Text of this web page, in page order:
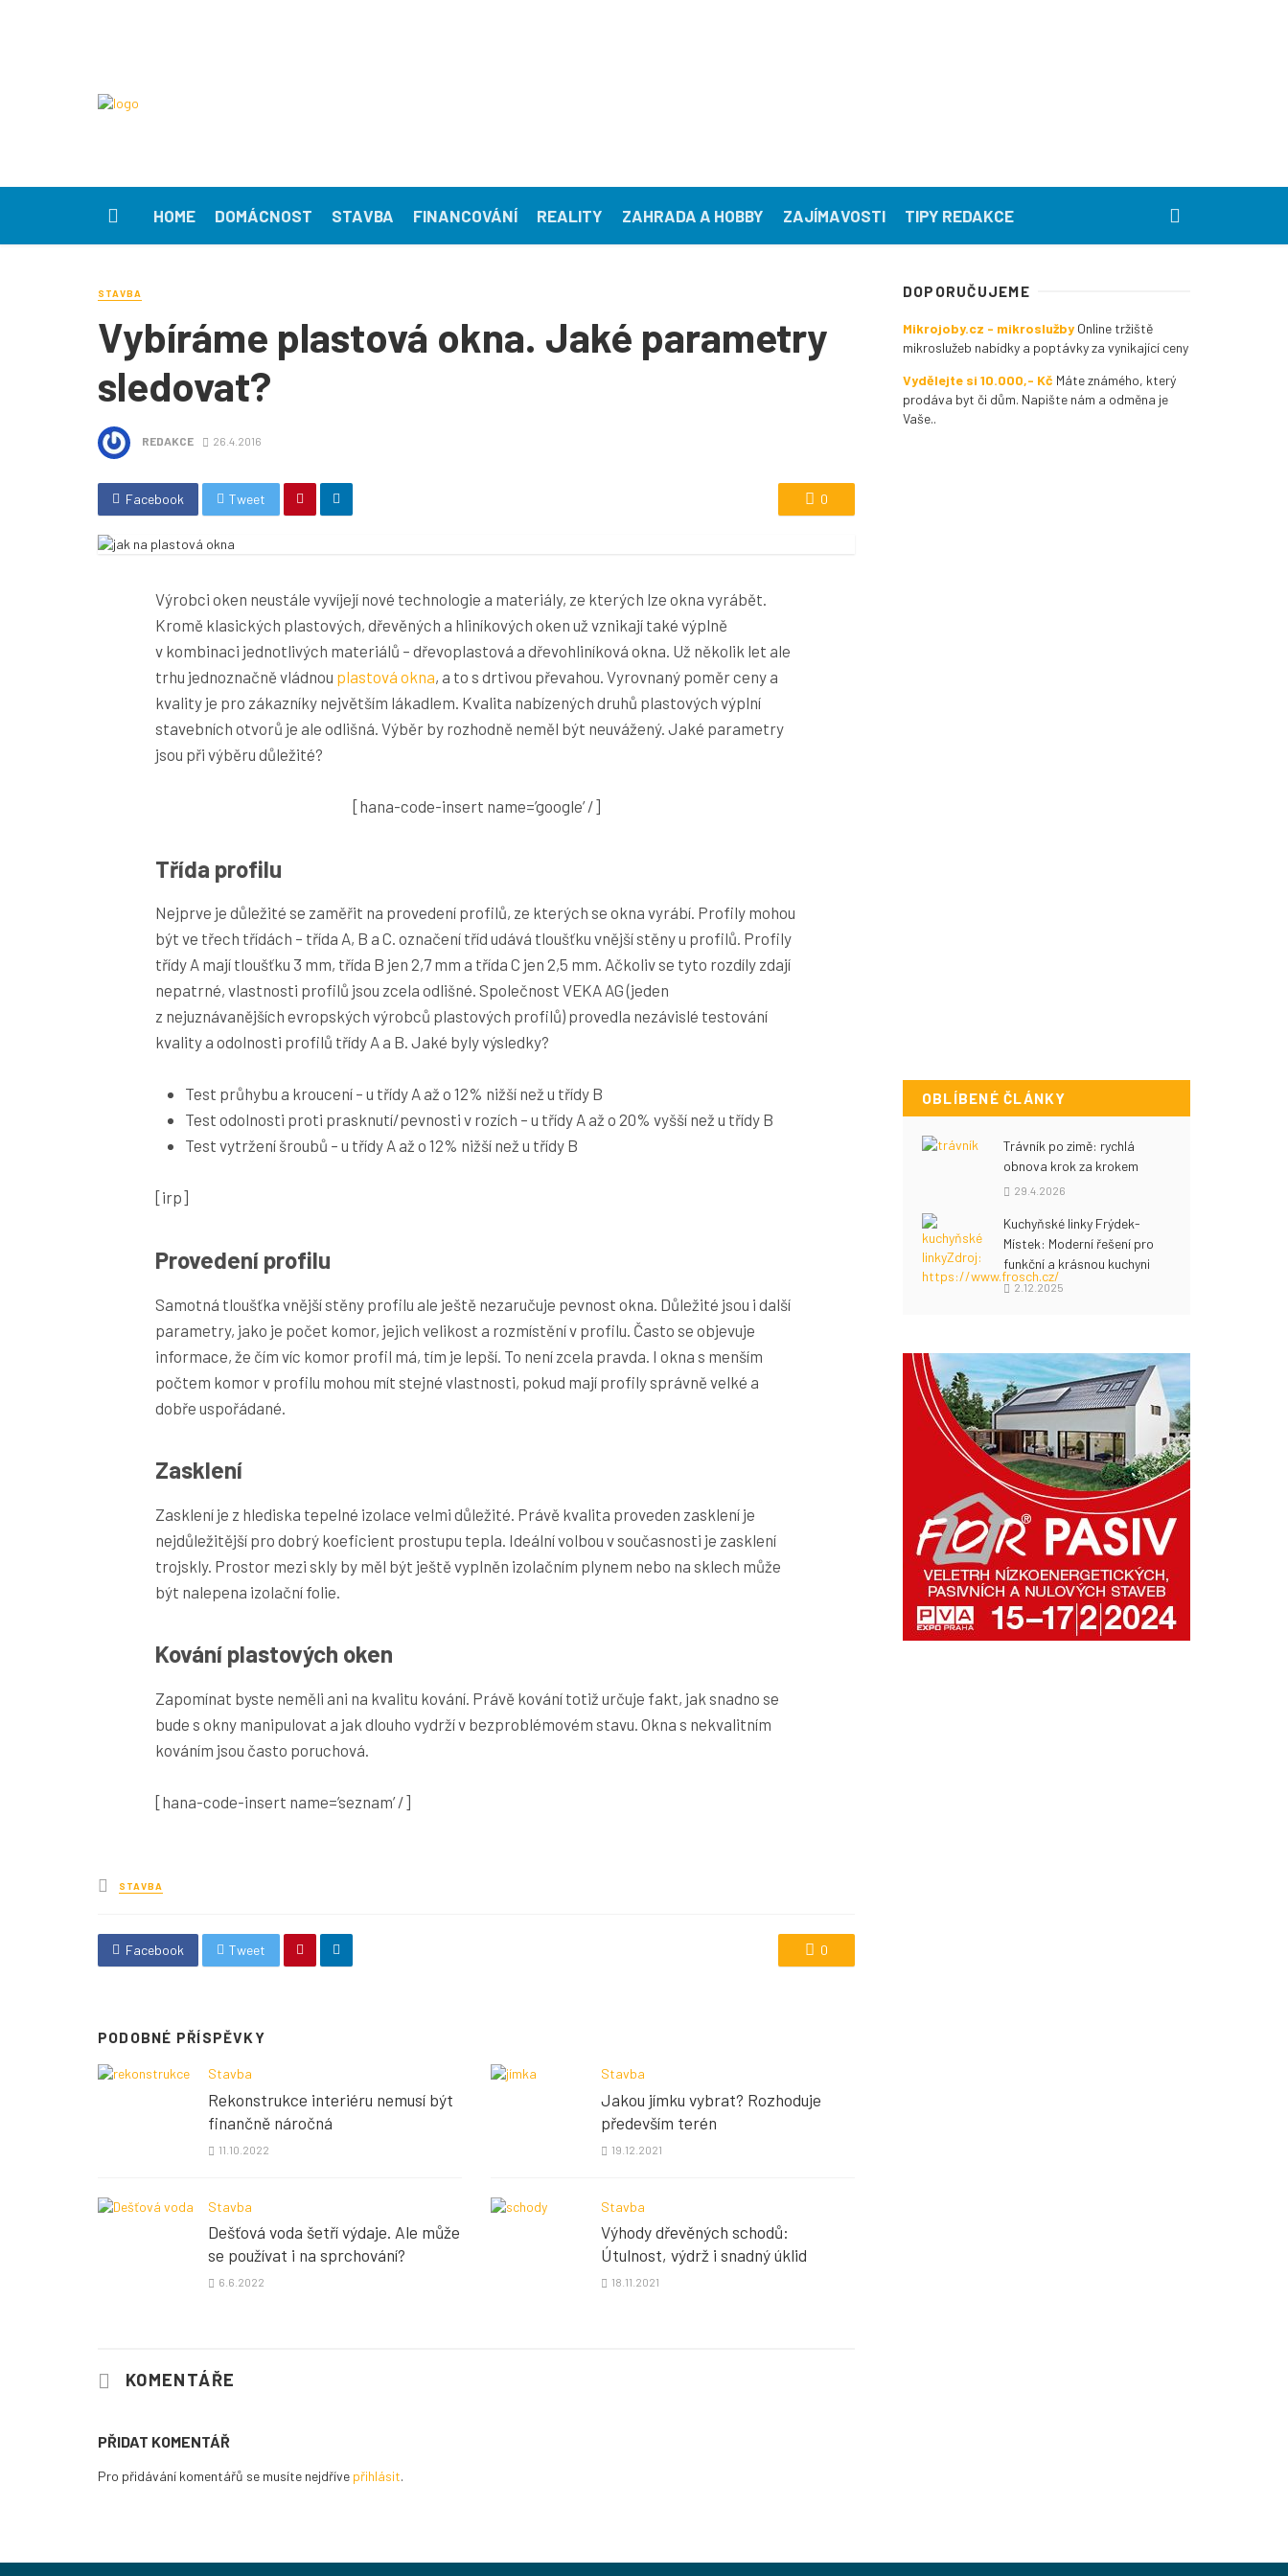
HOME DOMÁCNOST STAVBA FINANCOVÁNÍ REALITY ZAHRADA A HOBBY ZAJÍMAVOSTI TIPY REDAKCE
STAVBA
Vybíráme plastová okna. Jaké parametry
sledovat?
REDAKCE 26.4.2016
Facebook Tweet 0
Výrobci oken neustále vyvíjejí nové technologie a materiály, ze kterých lze okna vyrábět.
Kromě klasických plastových, dřevěných a hliníkových oken už vznikají také výplně
v kombinaci jednotlivých materiálů – dřevoplastová a dřevohliníková okna. Už několik let ale
trhu jednoznačně vládnou plastová okna, a to s drtivou převahou. Vyrovnaný poměr ceny a
kvality je pro zákazníky největším lákadlem. Kvalita nabízených druhů plastových výplní
stavebních otvorů je ale odlišná. Výběr by rozhodně neměl být neuvážený. Jaké parametry
jsou při výběru důležité?
[hana-code-insert name=’google’ /]
Třída profilu
Nejprve je důležité se zaměřit na provedení profilů, ze kterých se okna vyrábí. Profily mohou
být ve třech třídách – třída A, B a C. označení tříd udává tloušťku vnější stěny u profilů. Profily
třídy A mají tloušťku 3 mm, třída B jen 2,7 mm a třída C jen 2,5 mm. Ačkoliv se tyto rozdíly zdají
nepatrné, vlastnosti profilů jsou zcela odlišné. Společnost VEKA AG (jeden
z nejuznávanějších evropských výrobců plastových profilů) provedla nezávislé testování
kvality a odolnosti profilů třídy A a B. Jaké byly výsledky?
Test průhybu a kroucení – u třídy A až o 12% nižší než u třídy B
Test odolnosti proti prasknutí/pevnosti v rozích – u třídy A až o 20% vyšší než u třídy B
Test vytržení šroubů – u třídy A až o 12% nižší než u třídy B
[irp]
Provedení profilu
Samotná tloušťka vnější stěny profilu ale ještě nezaručuje pevnost okna. Důležité jsou i další
parametry, jako je počet komor, jejich velikost a rozmístění v profilu. Často se objevuje
informace, že čím víc komor profil má, tím je lepší. To není zcela pravda. I okna s menším
počtem komor v profilu mohou mít stejné vlastnosti, pokud mají profily správně velké a
dobře uspořádané.
Zasklení
Zasklení je z hlediska tepelné izolace velmi důležité. Právě kvalita proveden zasklení je
nejdůležitější pro dobrý koeficient prostupu tepla. Ideální volbou v současnosti je zasklení
trojskly. Prostor mezi skly by měl být ještě vyplněn izolačním plynem nebo na sklech může
být nalepena izolační folie.
Kování plastových oken
Zapomínat byste neměli ani na kvalitu kování. Právě kování totiž určuje fakt, jak snadno se
bude s okny manipulovat a jak dlouho vydrží v bezproblémovém stavu. Okna s nekvalitním
kováním jsou často poruchová.
[hana-code-insert name=’seznam’ /]
Posted
in
STAVBA
Facebook Tweet 0
PODOBNÉ PŘÍSPĚVKY
Stavba
Rekonstrukce interiéru nemusí být
finančně náročná
11.10.2022
Stavba
Dešťová voda šetří výdaje. Ale může
se používat i na sprchování?
6.6.2022
Stavba
Jakou jímku vybrat? Rozhoduje
především terén
19.12.2021
Stavba
Výhody dřevěných schodů:
Útulnost, výdrž i snadný úklid
18.11.2021
KOMENTÁŘE
PŘIDAT KOMENTÁŘ
Pro přidávání komentářů se musíte nejdříve přihlásit.
DOPORUČUJEME
Mikrojoby.cz - mikroslužby Online tržiště
mikroslužeb nabídky a poptávky za vynikající ceny
Vydělejte si 10.000,- Kč Máte známého, který
prodáva byt či dům. Napište nám a odměna je
Vaše..
OBLÍBENÉ ČLÁNKY
Trávník po zimě: rychlá
obnova krok za krokem
29.4.2026
Kuchyňské linky Frýdek-
Místek: Moderní řešení pro
funkční a krásnou kuchyni
2.12.2025